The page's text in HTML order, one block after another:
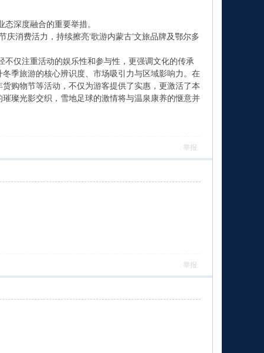
深度融合的重要举措。
消费活力，持续擦亮‘歌游内蒙古’文旅品牌及鄂尔多
仅注重活动的娱乐性和参与性，更强调文化的传承
季旅游的核心辨识度、市场吸引力与区域影响力。在
购物节等活动，不仅为游客提供了实惠，更激活了本
璨光影交织，雪地足球的激情将与温泉康养的惬意并
举报
举报